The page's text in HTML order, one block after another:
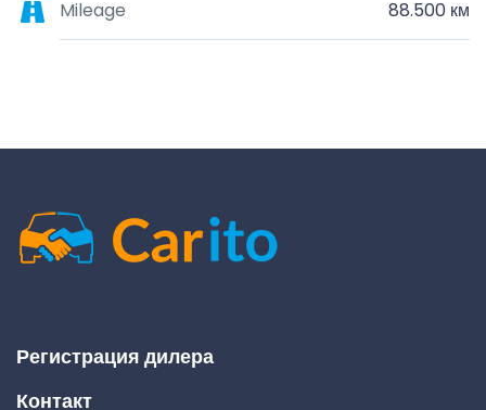
Mileage 88.500 км
Регистрация дилера
Контакт